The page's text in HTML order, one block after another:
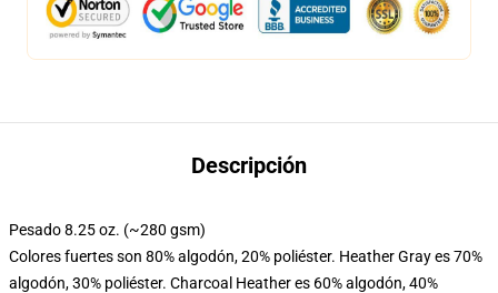
Descripción
Pesado 8.25 oz. (~280 gsm)
Colores fuertes son 80% algodón, 20% poliéster. Heather Gray es 70%
algodón, 30% poliéster. Charcoal Heather es 60% algodón, 40%